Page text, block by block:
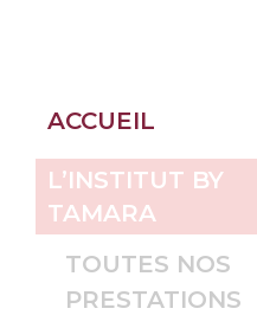
ACCUEIL
L’INSTITUT BY
TAMARA
TOUTES NOS
PRESTATIONS